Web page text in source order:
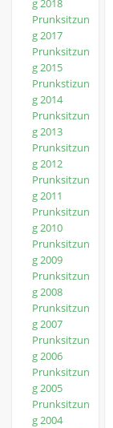
g 2018
Prunksitzun
g 2017
Prunksitzun
g 2015
Prunkstizun
g 2014
Prunksitzun
g 2013
Prunksitzun
g 2012
Prunksitzun
g 2011
Prunksitzun
g 2010
Prunksitzun
g 2009
Prunksitzun
g 2008
Prunksitzun
g 2007
Prunksitzun
g 2006
Prunksitzun
g 2005
Prunksitzun
g 2004